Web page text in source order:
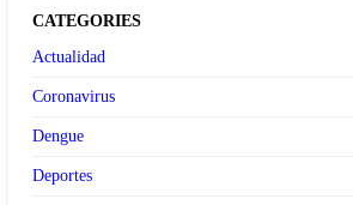
CATEGORIES
Actualidad
Coronavirus
Dengue
Deportes